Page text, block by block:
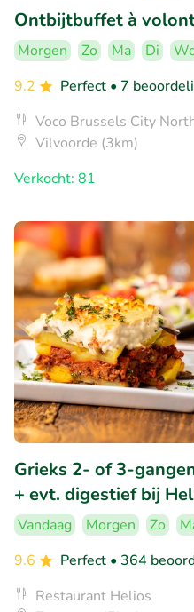
Ontbijtbuffet à
Morgen Zo Ma Di
9.2
Perfect • 7
Voco Brussels City
Vilvoorde (3km)
Verkocht: 81
Grieks 2- of 3-
+ evt. digestief bij
Vandaag Morgen Zo
9.6
Perfect • 364
Restaurant Helios